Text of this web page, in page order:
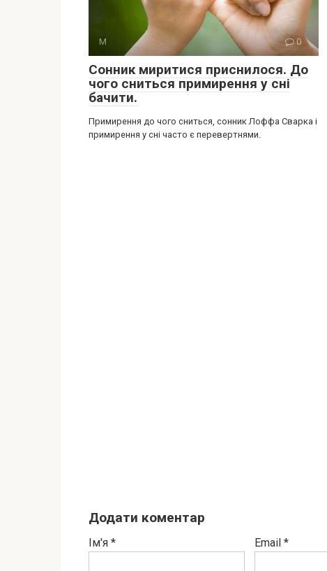
М 0
Сонник миритися приснилося. До
чого сниться примирення у сні
бачити.
Примирення до чого сниться, сонник Лоффа Сварка і
примирення у сні часто є перевертнями.
Додати коментар
Ім'я * Email *